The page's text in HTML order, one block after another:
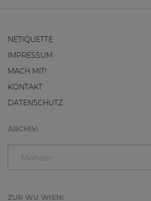
NETIQUETTE
IMPRESSUM
MACH MIT!
KONTAKT
DATENSCHUTZ
ARCHIV:
Monate
ZUR WU WIEN: